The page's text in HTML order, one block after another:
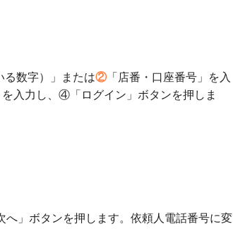
る数字）」または②「店番・口座番号」を入
入力し、④「ログイン」ボタンを押しま
へ」ボタンを押します。依頼人電話番号に変